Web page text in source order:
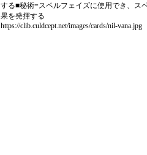
する■秘術=スペルフェイズに使用でき、ス
果を発揮する
https://clib.culdcept.net/images/cards/nil-vana.jpg